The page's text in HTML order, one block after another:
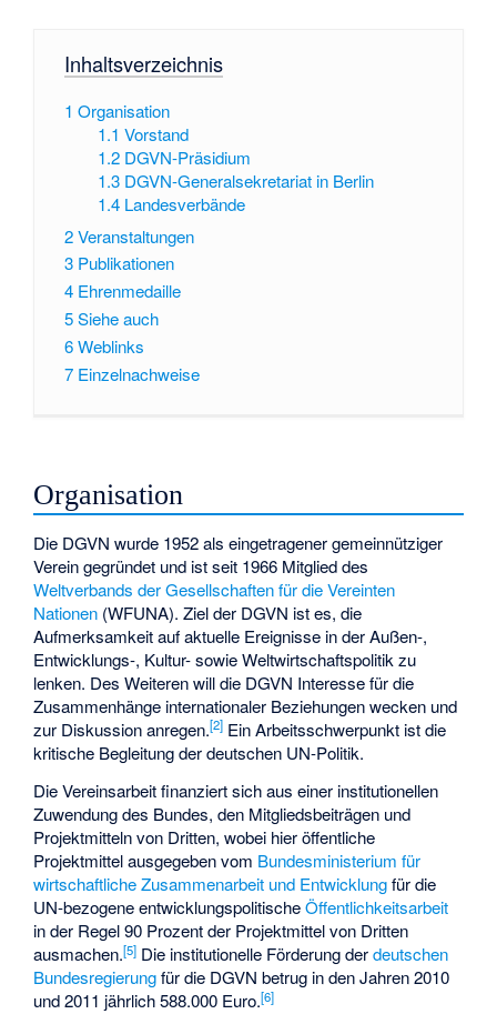
Inhaltsverzeichnis
1 Organisation
1.1 Vorstand
1.2 DGVN-Präsidium
1.3 DGVN-Generalsekretariat in Berlin
1.4 Landesverbände
2Veranstaltungen
3 Publikationen
4 Ehrenmedaille
5Siehe auch
6Weblinks
7 Einzelnachweise
Organisation
Die DGVN wurde 1952 als eingetragener gemeinnütziger
Verein gegründet und ist seit 1966 Mitglied des
Weltverbands der Gesellschaften für die Vereinten
Nationen (WFUNA). Ziel der DGVN ist es, die
Aufmerksamkeit auf aktuelle Ereignisse in der Außen-,
Entwicklungs-, Kultur- sowie Weltwirtschaftspolitik zu
lenken. Des Weiteren will die DGVN Interesse für die
Zusammenhänge internationaler Beziehungen wecken und
zur Diskussion anregen.[2] Ein Arbeitsschwerpunkt ist die
kritische Begleitung der deutschen UN-Politik.
Die Vereinsarbeit finanziert sich aus einer institutionellen
Zuwendung des Bundes, den Mitgliedsbeiträgen und
Projektmitteln von Dritten, wobei hier öffentliche
Projektmittel ausgegeben vom Bundesministerium für
wirtschaftliche Zusammenarbeit und Entwicklungfür die
UN-bezogene entwicklungspolitischeÖffentlichkeitsarbeit
in der Regel 90 Prozent der Projektmittel von Dritten
ausmachen.[5] Die institutionelle Förderung derdeutschen
Bundesregierungfür die DGVN betrug in den Jahren 2010
und 2011 jährlich 588.000 Euro.[6]